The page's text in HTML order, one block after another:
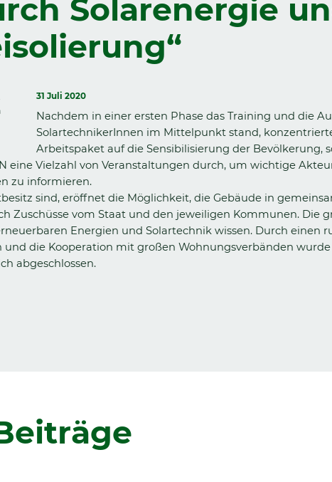
Solarenergie
31 Juli 2020
Nachdem in einer ersten Phase das Training und die
SolartechnikerInnen im Mittelpunkt stand,
Arbeitspaket auf die Sensibilisierung der Bevölkerung,
eine Vielzahl von Veranstaltungen durch, um wichtige
zu informieren.
sind, eröffnet die Möglichkeit, die Gebäude in
vom Staat und den jeweiligen Kommunen. Die
Energien und Solartechnik wissen. Durch einen
die Kooperation mit großen Wohnungsverbänden
abgeschlossen.